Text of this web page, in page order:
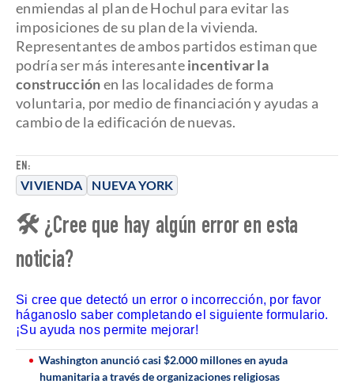
EN:
VIVIENDA NUEVA YORK
enmiendas al plan de Hochul para evitar las
imposiciones de su plan de la vivienda.
Representantes de ambos partidos estiman que
podría ser más interesanteincentivar la
construcciónen las localidades de forma
voluntaria, por medio de financiación y ayudas a
cambio de la edificación de nuevas.
🛠 ¿Cree que hay algún error en esta
noticia?
Si cree que detectó un error o incorrección, por favor
háganoslo saber completando el siguiente formulario.
¡Su ayuda nos permite mejorar!
Washington anunció casi $2.000 millones en ayuda
humanitaria a través de organizaciones religiosas